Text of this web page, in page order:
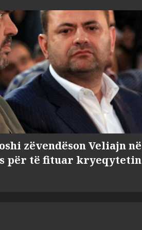
zëvendëson Veliajn në
për të fituar kryeqytetin